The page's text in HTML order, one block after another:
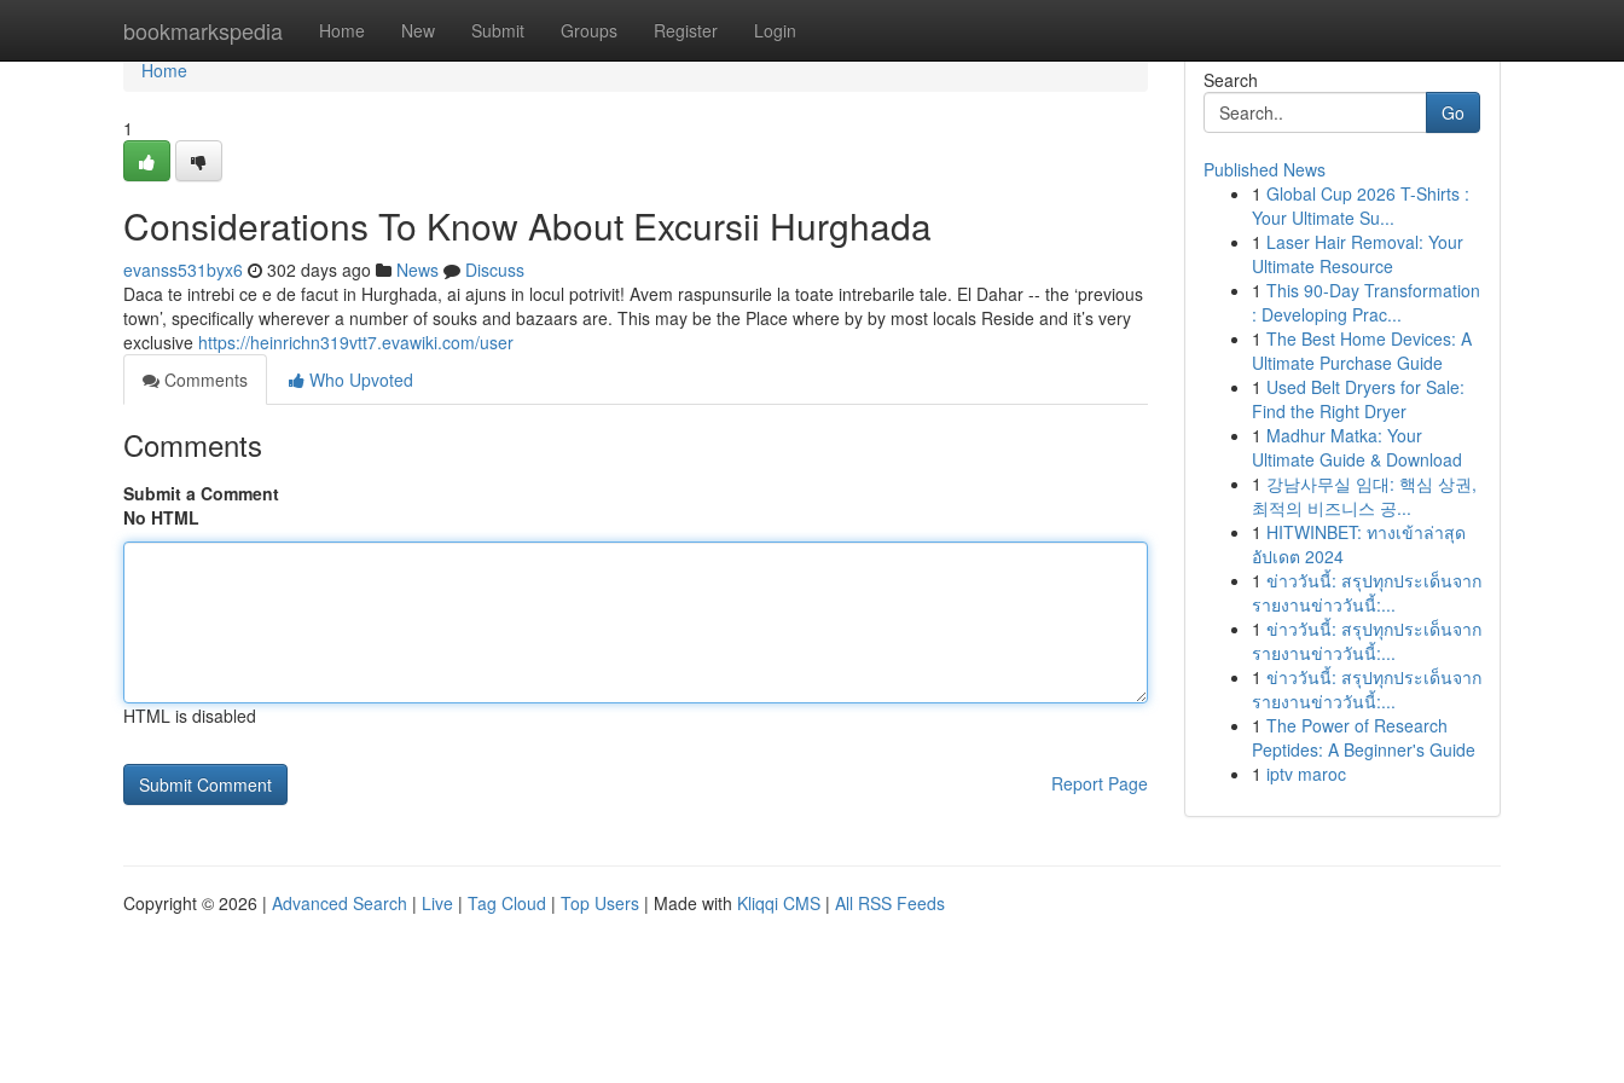
bookmarkspedia Home New Submit Groups Register Login
Home
Home
1
Considerations To Know About Excursii Hurghada
evanss531byx6 302 days ago News
Discuss
Daca te intrebi ce e de facut in Hurghada, ai ajuns in locul potrivit! Avem raspunsurile la toate intrebarile tale. El Dahar -- the ‘previous
town’, specifically wherever a number of souks and bazaars are. This may be the Place where by by most locals Reside and it’s very
exclusive https://heinrichn319vtt7.evawiki.com/user
Comments
Who Upvoted
Comments
Submit a Comment
No HTML
HTML is disabled
Report Page
Search
Go
Published News
1 Global Cup 2026 T-Shirts :
Your Ultimate Su...
1 Laser Hair Removal: Your
Ultimate Resource
1 This 90-Day Transformation
: Developing Prac...
1 The Best Home Devices: A
Ultimate Purchase Guide
1 Used Belt Dryers for Sale:
Find the Right Dryer
1 Madhur Matka: Your
Ultimate Guide & Download
1 강남사무실 임대: 핵심 상권,
최적의 비즈니스 공...
1 HITWINBET: ทางเข้าล่าสุด
อัปเดต 2024
1 ข่าววันนี้: สรุปทุกประเด็นจาก
รายงานข่าววันนี้:...
1 ข่าววันนี้: สรุปทุกประเด็นจาก
รายงานข่าววันนี้:...
1 ข่าววันนี้: สรุปทุกประเด็นจาก
รายงานข่าววันนี้:...
1 The Power of Research
Peptides: A Beginner's Guide
1 iptv maroc
Copyright © 2026 | Advanced Search | Live | Tag Cloud | Top Users | Made with Kliqqi CMS | All RSS Feeds